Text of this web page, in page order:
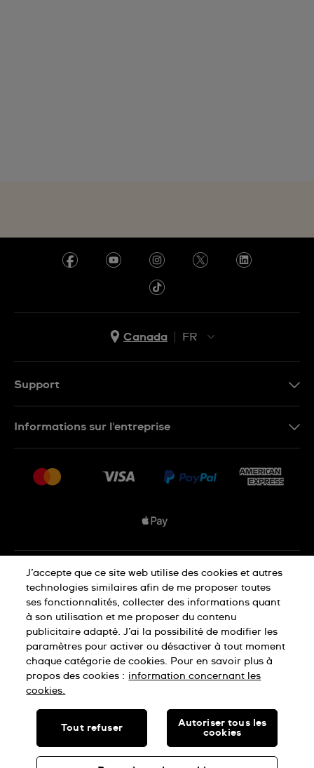
Canada
FR
Support
Conditions De Vente
Informations sur l'entreprise
Nous rejoindre
Déclaration de confidentialité
Déclaration concernant les cookies
Conditions d'utilisation
SWISS MADE
© SWATCH LTD, 2026 TOUS DROITS RÉSERVÉS : MONTRES
J’accepte que ce site web utilise des cookies et autres
technologies similaires afin de me proposer toutes
ses fonctionnalités, collecter des informations quant
à son utilisation et me proposer du contenu
publicitaire adapté. J’ai la possibilité de modifier les
paramètres pour activer ou désactiver à tout moment
chaque catégorie de cookies. Pour en savoir plus à
propos des cookies : information concernant les
cookies.
Tout refuser
Autoriser tous les
cookies